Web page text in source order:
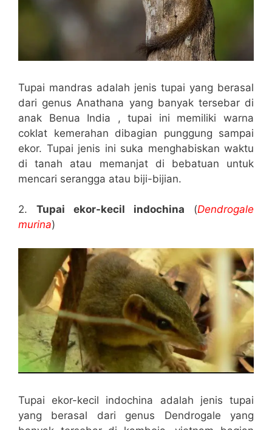
Tupai mandras adalah jenis tupai yang berasal
dari genus Anathana yang banyak tersebar di
anak Benua India , tupai ini memiliki warna
coklat kemerahan dibagian punggung sampai
ekor. Tupai jenis ini suka menghabiskan waktu
di tanah atau memanjat di bebatuan untuk
mencari serangga atau biji-bijian.
2. Tupai ekor-kecil indochina (Dendrogale
murina)
Tupai ekor-kecil indochina adalah jenis tupai
yang berasal dari genus Dendrogale yang